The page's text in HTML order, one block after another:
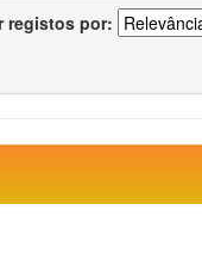
registos por: